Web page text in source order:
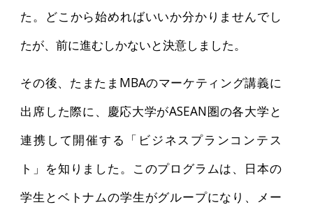
た。どこから始めればいいか分かりませんでし
たが、前に進むしかないと決意しました。
その後、たまたまMBAのマーケティング講義に
出席した際に、慶応大学がASEAN圏の各大学と
連携して開催する「ビジネスプランコンテス
ト」を知りました。このプログラムは、日本の
学生とベトナムの学生がグループになり、メー